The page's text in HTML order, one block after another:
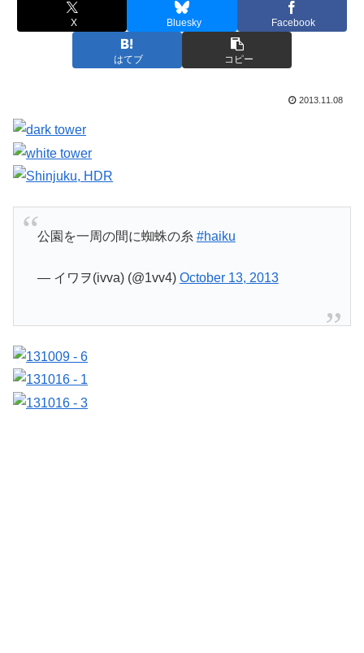
X Bluesky Facebook
はてブ コピー
2013.11.08
公園を一周の間に蜘蛛の糸 #haiku
— イワヲ(ivva) (@1vv4) October 13, 2013